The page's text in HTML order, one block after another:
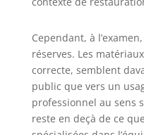
Cependant, à
réserves. Les
correcte, semblent
public que vers un
professionnel au sens
reste en deçà de ce